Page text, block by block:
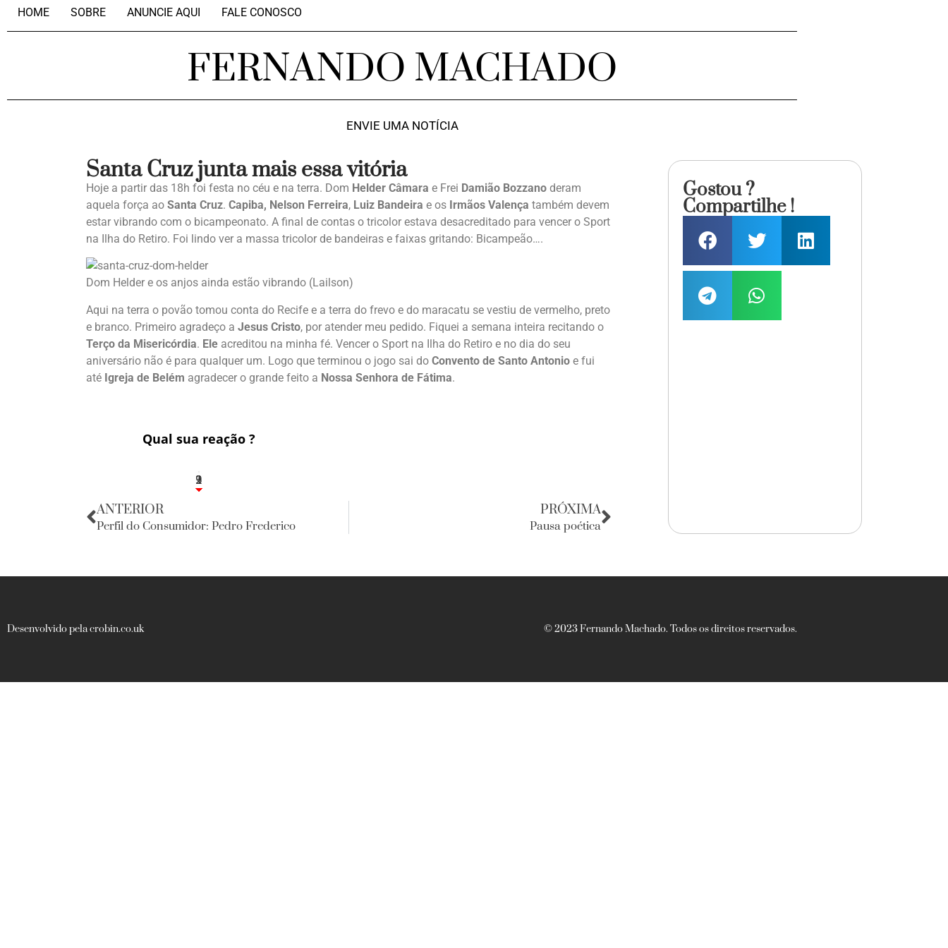
HOME SOBRE ANUNCIE AQUI FALE CONOSCO
FERNANDO MACHADO
ENVIE UMA NOTÍCIA
Santa Cruz junta mais essa vitória
Hoje a partir das 18h foi festa no céu e na terra. Dom Helder Câmara e Frei Damião Bozzano deram
aquela força ao Santa Cruz. Capiba, Nelson Ferreira, Luiz Bandeira e os Irmãos Valença também devem
estar vibrando com o bicampeonato. A final de contas o tricolor estava desacreditado para vencer o Sport
na Ilha do Retiro. Foi lindo ver a massa tricolor de bandeiras e faixas gritando: Bicampeão….
Dom Helder e os anjos ainda estão vibrando (Lailson)
Aqui na terra o povão tomou conta do Recife e a terra do frevo e do maracatu se vestiu de vermelho, preto
e branco. Primeiro agradeço a Jesus Cristo, por atender meu pedido. Fiquei a semana inteira recitando o
Terço da Misericórdia. Ele acreditou na minha fé. Vencer o Sport na Ilha do Retiro e no dia do seu
aniversário não é para qualquer um. Logo que terminou o jogo sai do Convento de Santo Antonio e fui
até Igreja de Belém agradecer o grande feito a Nossa Senhora de Fátima.
Qual sua reação ?
3
1
2
9
ANTERIOR
Perfil do Consumidor: Pedro Frederico
PRÓXIMA
Pausa poética
Gostou ?
Compartilhe !
Desenvolvido pela crobin.co.uk © 2023 Fernando Machado. Todos os direitos reservados.